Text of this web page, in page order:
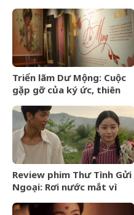
xỉ đến mức nào?
Triển lãm Dư Mộng: Cuộc
gặp gỡ của ký ức, thiên
Review phim Thư Tình Gửi
Ngoại: Rơi nước mắt vì
lòng bao dung